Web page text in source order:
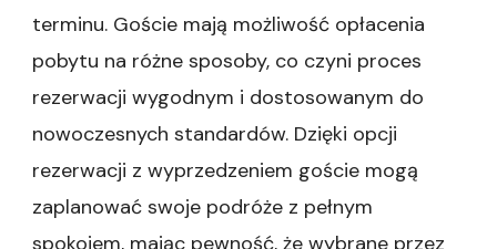
terminu. Goście mają możliwość opłacenia
pobytu na różne sposoby, co czyni proces
rezerwacji wygodnym i dostosowanym do
nowoczesnych standardów. Dzięki opcji
rezerwacji z wyprzedzeniem goście mogą
zaplanować swoje podróże z pełnym